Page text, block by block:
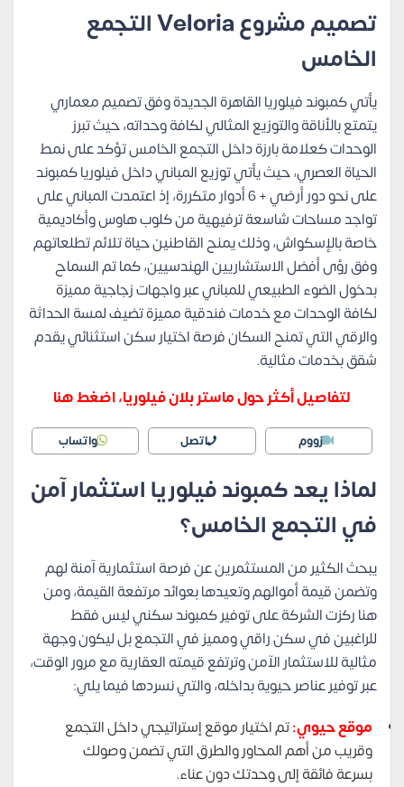
تصميم مشروع Veloria التجمع
الخامس
يأتي كمبوند فيلوريا القاهرة الجديدة وفق تصميم معماري
يتمتع بالأناقة والتوزيع المثالي لكافة وحداته، حيث تبرز
الوحدات كعلامة بارزة داخل التجمع الخامس تؤكد على نمط
الحياة العصري، حيث يأتي توزيع المباني داخل فيلوريا كمبوند
على نحو دور أرضي + 6 أدوار متكررة، إذ اعتمدت المباني على
تواجد مساحات شاسعة ترفيهية من كلوب هاوس وأكاديمية
خاصة بالإسكواش، وذلك يمنح القاطنين حياة تلائم تطلعاتهم
وفق رؤى أفضل الاستشاريين الهندسيين، كما تم السماح
بدخول الضوء الطبيعي للمباني عبر واجهات زجاجية مميزة
لكافة الوحدات مع خدمات فندقية مميزة تضيف لمسة الحداثة
والرقي التي تمنح السكان فرصة اختيار سكن استثنائي يقدم
شقق بخدمات مثالية.
لتفاصيل أكثر حول ماستر بلان فيلوريا، اضغط هنا
زووم اتصل واتساب
لماذا يعد كمبوند فيلوريا استثمار آمن
في التجمع الخامس؟
يبحث الكثير من المستثمرين عن فرصة استثمارية آمنة لهم
وتضمن قيمة أموالهم وتعيدها بعوائد مرتفعة القيمة، ومن
هنا ركزت الشركة على توفير كمبوند سكني ليس فقط
للراغبين في سكن راقي ومميز في التجمع بل ليكون وجهة
مثالية للاستثمار الآمن وترتفع قيمته العقارية مع مرور الوقت،
عبر توفير عناصر حيوية بداخله، والتي نسردها فيما يلي:
موقع حيوي:تم اختيار موقع إستراتيجي داخل التجمع
وقريب من أهم المحاور والطرق التي تضمن وصولك
بسرعة فائقة إلى وحدتك دون عناء.